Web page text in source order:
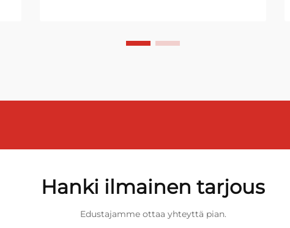
Hanki ilmainen tarjous
Edustajamme ottaa yhteyttä pian.